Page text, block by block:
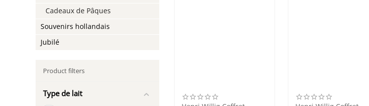
Cadeaux de Pâques
Souvenirs hollandais
Jubilé
Product filters
Type de lait